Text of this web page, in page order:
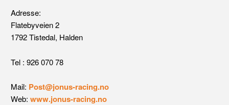
Adresse:
Flatebyveien 2
1792 Tistedal, Halden
Tel : 926 070 78
Mail: Post@jonus-racing.no
Web: www.jonus-racing.no